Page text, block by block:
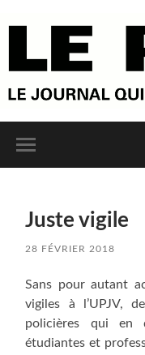
Juste vigile
28 FÉVRIER 2018
Sans pour autant
vigiles à l’UPJV,
policières qui en
étudiantes et